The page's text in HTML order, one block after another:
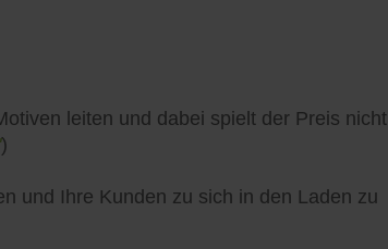
leiten und dabei spielt der Preis nicht
)
und Ihre Kunden zu sich in den Laden zu